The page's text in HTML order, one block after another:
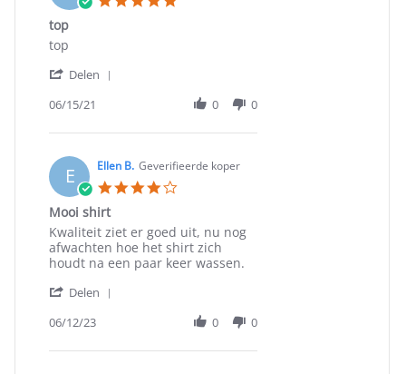
May
top
Review
Max
on
Jun
2021
review
top
top
Delen
Max
on
15
Jun
06/15/21 0 0
E Ellen B. Geverifieerde koper
Mooi shirt
Review
by
Ellen
on
Jun
review
stating
Mooi
Kwaliteit ziet er goed uit, nu nog
afwachten hoe het shirt zich
houdt na een paar keer wassen.
Delen
Ellen
06/12/23 0 0